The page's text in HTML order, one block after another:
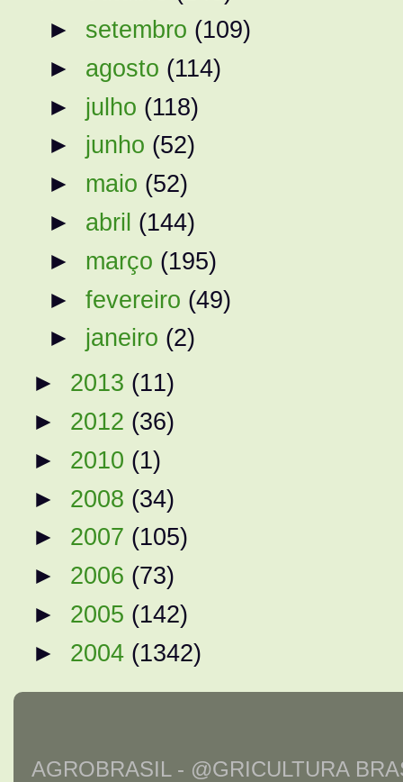
► setembro (109)
► agosto (114)
► julho (118)
► junho (52)
► maio (52)
► abril (144)
► março (195)
►fevereiro (49)
► janeiro (2)
► 2013 (11)
► 2012 (36)
► 2010 (1)
► 2008 (34)
► 2007 (105)
► 2006 (73)
► 2005 (142)
► 2004 (1342)
AGROBRASIL - @GRICULTURA